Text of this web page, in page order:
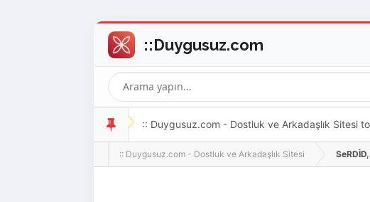
:: Duygusuz.com - Dostluk ve Arkadaşlık Sitesi
oldukça kolay ve zahmetsizdir.
:: Duygusuz.com - Dostluk ve Arkadaşlık Sitesi